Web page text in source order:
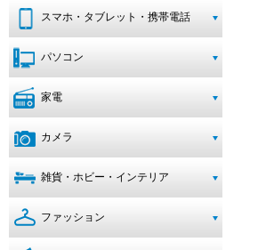
スマホ・タブレット・携帯電話
パソコン
家電
カメラ
雑貨・ホビー・インテリア
ファッション